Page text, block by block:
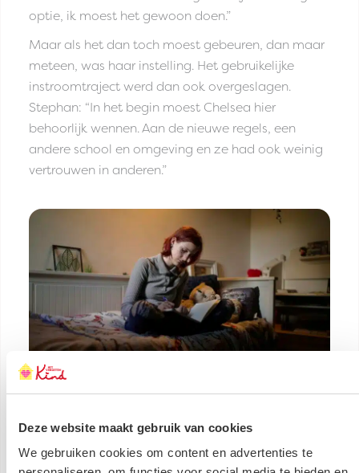
Deze website maakt gebruik van cookies
We gebruiken cookies om content en advertenties te
optie, ik moest het gewoon doen.”
Maar als het dan toch moest gebeuren, dan maar
meteen, was haar instelling. Het gebruikelijke
instroomtraject werd dan ook overgeslagen.
Stephan: “In het begin moest Chelsea hier
behoorlijk wennen. Aan de nieuwe regels, een
andere school en omgeving en ze had ook weinig
vertrouwen in anderen.”
Ik moest ineens kennismaken, ik